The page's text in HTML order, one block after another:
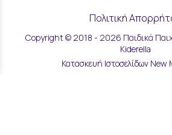
Πολιτική
Ρυθμίσεις
Copyright © 2018 - 2026 Παιδικά
Kiderella
Κατασκευή Ιστοσελίδων New